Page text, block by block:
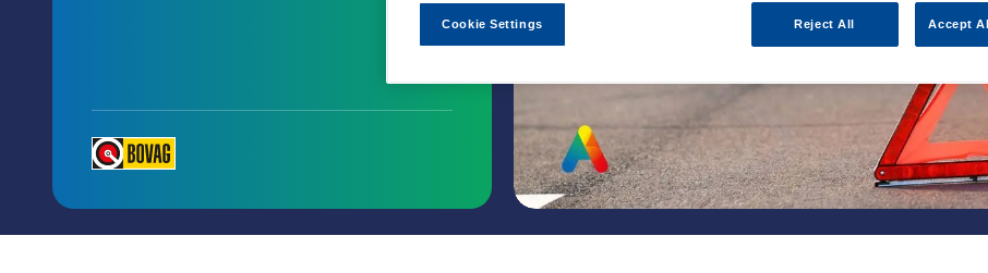
Reject All Accept
Cookie Settings